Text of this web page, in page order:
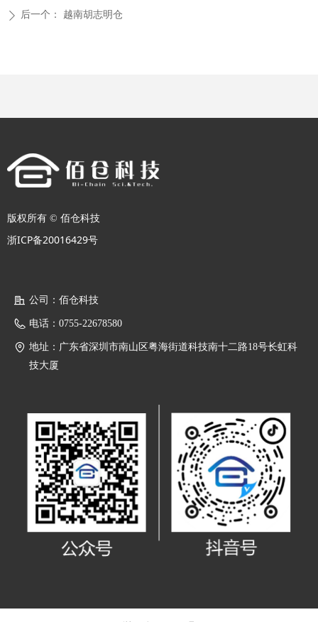
ꄲ 后一个： 越南胡志明仓
公司： 佰仓科技
电话： 0755-22678580
地址： 广东省深圳市南山区粤海街道科技南十二路18号长虹科
技大厦
浙ICP备20016429号
版权所有 © 佰仓科技